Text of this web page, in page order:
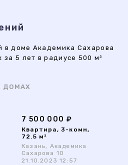
в доме Академика Сахарова
за 5 лет в радиусе 500 м²
ДОМАХ
7 500 000 ₽
Квартира, 3-комн,
72.5 м²
Казань, Академика
Сахарова 10
21.10.2023 12:57